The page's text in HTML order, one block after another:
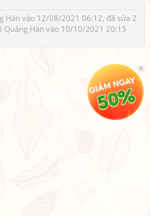
Hàn vào 12/08/2021 06:12, đã sửa 2
Quảng Hàn vào 10/10/2021 20:15